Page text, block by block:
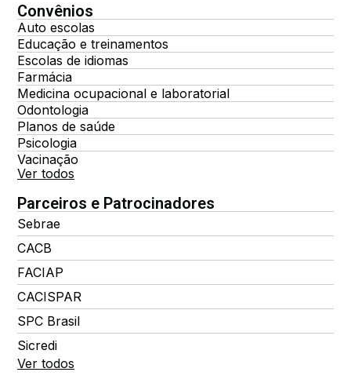
Convênios
Auto escolas
Educação e treinamentos
Escolas de idiomas
Farmácia
Medicina ocupacional e laboratorial
Odontologia
Planos de saúde
Psicologia
Vacinação
Ver todos
Parceiros e Patrocinadores
Sebrae
CACB
FACIAP
CACISPAR
SPC Brasil
Sicredi
Ver todos